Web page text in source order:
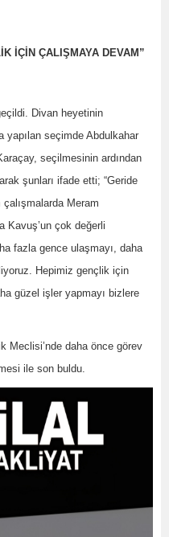
İÇİN ÇALIŞMAYA DEVAM”
Divan heyetinin
yapılan seçimde Abdulkahar
seçilmesinin ardından
şunları ifade etti; “Geride
çalışmalarda Meram
Kavuş’un çok değerli
fazla gence ulaşmayı, daha
Hepimiz gençlik için
güzel işler yapmayı bizlere
daha önce görev
ile son buldu.